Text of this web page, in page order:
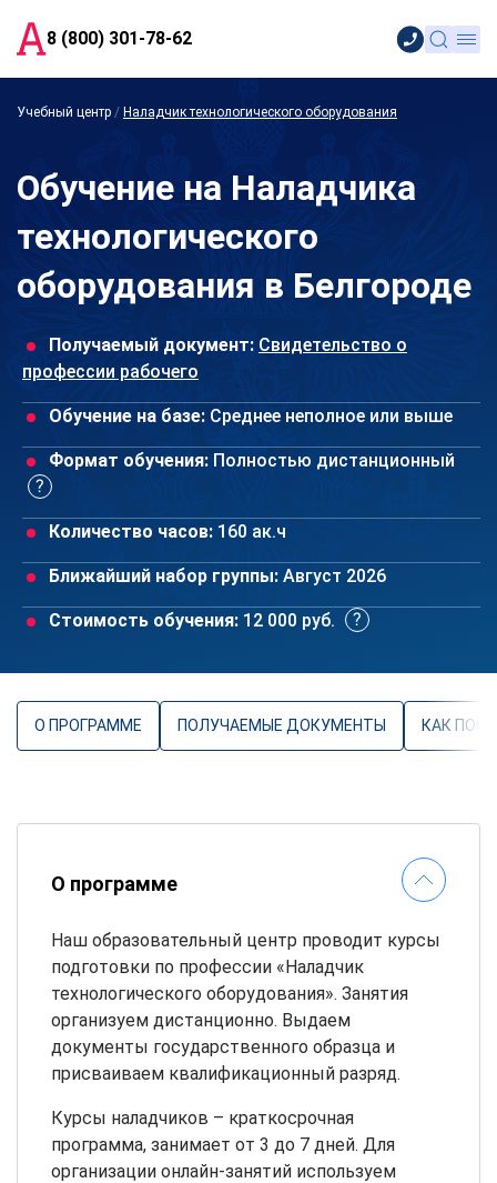
8 (800) 301-78-62
Учебный центр / Наладчик технологического оборудования
Обучение на Наладчика
технологического
оборудования в Белгороде
Получаемый документ: Свидетельство о
профессии рабочего
Обучение на базе: Среднее неполное или выше
Формат обучения: Полностью дистанционный
Количество часов: 160 ак.ч
Ближайший набор группы: Август 2026
Стоимость обучения: 12 000 руб.
О ПРОГРАММЕ ПОЛУЧАЕМЫЕ ДОКУМЕНТЫ КАК
О программе
Наш образовательный центр проводит курсы
подготовки по профессии «Наладчик
технологического оборудования». Занятия
организуем дистанционно. Выдаем
документы государственного образца и
присваиваем квалификационный разряд.
Курсы наладчиков – краткосрочная
программа, занимает от 3 до 7 дней. Для
организации онлайн-занятий используем